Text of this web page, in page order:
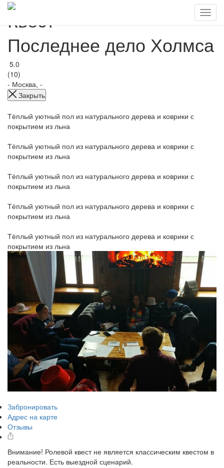
Квест
Последнее дело Холмса
5.0
(10)
- Москва, -
Закрыть
Тёплый уютный пол из натурального дерева и коврики с
покрытием из льна
Тёплый уютный пол из натурального дерева и коврики с
покрытием из льна
Тёплый уютный пол из натурального дерева и коврики с
покрытием из льна
Тёплый уютный пол из натурального дерева и коврики с
покрытием из льна
Тёплый уютный пол из натурального дерева и коврики с
покрытием из льна
Забронировать
Адрес на карте
Отзывы
Внимание! Ролевой квест не является классическим квестом в
реальности. Есть выездной сценарий.